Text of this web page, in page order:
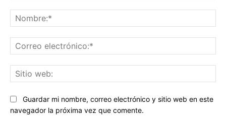
Guardar mi nombre, correo electrónico y sitio web en este
navegador la próxima vez que comente.